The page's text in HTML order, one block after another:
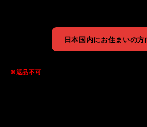
日本国内にお住まいの方
※返品不可